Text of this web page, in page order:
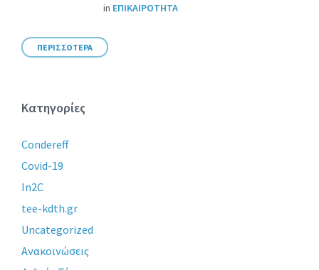
in ΕΠΙΚΑΙΡΟΤΗΤΑ
ΠΕΡΙΣΣΟΤΕΡΑ
Κατηγορίες
Condereff
Covid-19
In2C
tee-kdth.gr
Uncategorized
Ανακοινώσεις